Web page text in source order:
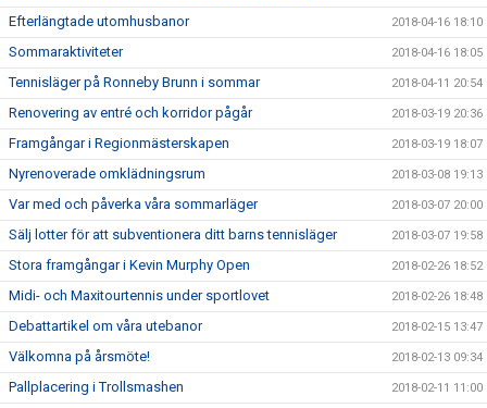
Efterlängtade utomhusbanor 2018-04-16 18:10
Sommaraktiviteter 2018-04-16 18:05
Tennisläger på Ronneby Brunn i sommar 2018-04-11 20:54
Renovering av entré och korridor pågår 2018-03-19 20:36
Framgångar i Regionmästerskapen 2018-03-19 18:07
Nyrenoverade omklädningsrum 2018-03-08 19:13
Var med och påverka våra sommarläger 2018-03-07 20:00
Sälj lotter för att subventionera ditt barns tennisläger 2018-03-07 19:58
Stora framgångar i Kevin Murphy Open 2018-02-26 18:52
Midi- och Maxitourtennis under sportlovet 2018-02-26 18:48
Debattartikel om våra utebanor 2018-02-15 13:47
Välkomna på årsmöte! 2018-02-13 09:34
Pallplacering i Trollsmashen 2018-02-11 11:00